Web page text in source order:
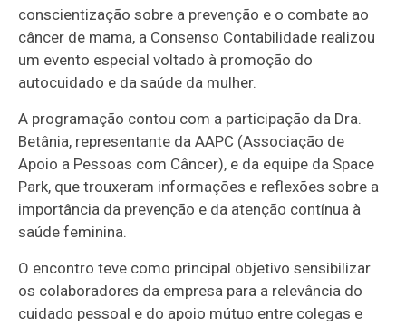
conscientização sobre a prevenção e o combate ao
câncer de mama, a Consenso Contabilidade realizou
um evento especial voltado à promoção do
autocuidado e da saúde da mulher.
A programação contou com a participação da Dra.
Betânia, representante da AAPC (Associação de
Apoio a Pessoas com Câncer), e da equipe da Space
Park, que trouxeram informações e reflexões sobre a
importância da prevenção e da atenção contínua à
saúde feminina.
O encontro teve como principal objetivo sensibilizar
os colaboradores da empresa para a relevância do
cuidado pessoal e do apoio mútuo entre colegas e